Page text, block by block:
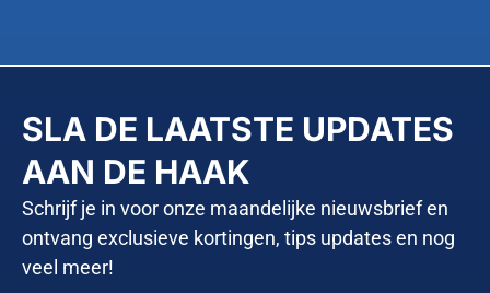
SLA DE LAATSTE UPDATES
AAN DE HAAK
Schrijf je in voor onze maandelijke nieuwsbrief en
ontvang exclusieve kortingen, tips updates en nog
veel meer!